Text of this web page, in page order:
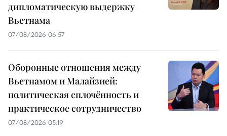
дипломатическую выдержку
Вьетнама
07/08/2026 06:57
Оборонные отношения между
Вьетнамом и Малайзией:
политическая сплочённость и
практическое сотрудничество
07/08/2026 05:19